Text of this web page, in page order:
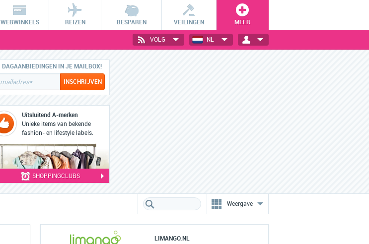
WEBWINKELS REIZEN BESPAREN VEILINGEN MEER
NL
VOLG
DAGAANBIEDINGEN IN JE MAILBOX!
Uitsluitend A-merken
Unieke items van bekende
fashion- en lifestyle labels.
SHOPPINGCLUBS
Weergave
LIMANGO.NL